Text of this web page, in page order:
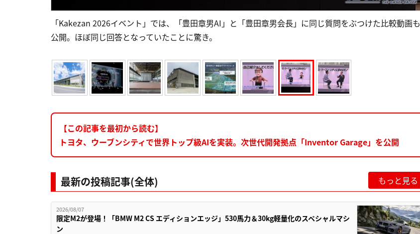
「Kakezan 2026イベント」では、「豊田章男AI」と「豊田章男会長」に同じ質問をぶつけた比較動画も
公開。ほぼ同じ回答となっていたことに驚き。
【この記事を最初から読む】
トヨタ、ウーブンシティで世界トップ級AIを実装。次世代開発拠点「Inventor Garage」を公開
最新の投稿記事(全体) もっと見る
2026/08/07
限定M2が登場！「BMW M2 CS エディションエッジ」530馬力＆30kg軽量化のスペシャルマシ
ン